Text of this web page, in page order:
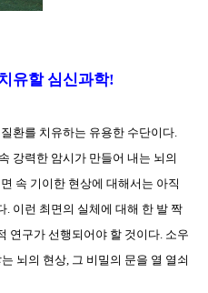
유할 심신과학!
환를 치유하는 유용한 수단이다.
강력한 암시가 만들어 내는 뇌의
속 기이한 현상에 대해서는 아직
. 이런 최면의 실체에 대해 한 발 짝
연구가 선행되어야 할 것이다. 소우
뇌의 현상, 그 비밀의 문을 열 열쇠